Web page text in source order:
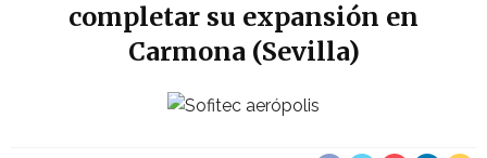
completar su expansión en
Carmona (Sevilla)